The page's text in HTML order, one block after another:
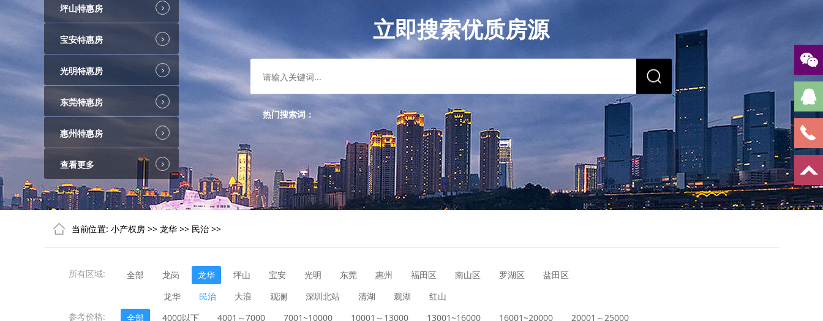
坪山特惠房
宝安特惠房
光明特惠房
东莞特惠房
惠州特惠房
查看更多
立即搜索优质房源
热门搜索词：
当前位置: 小产权房 >> 龙华 >> 民治 >>
所有区域: 全部 龙岗
龙华
龙华
民治 大浪 观澜 深圳北站 清湖 观湖 红山
坪山 宝安 光明 东莞 惠州 福田区 南山区 罗湖区 盐田区
参考价格: 全部 4000以下 4001～7000 7001~10000 10001～13000 13001~16000 16001~20000 20001～25000